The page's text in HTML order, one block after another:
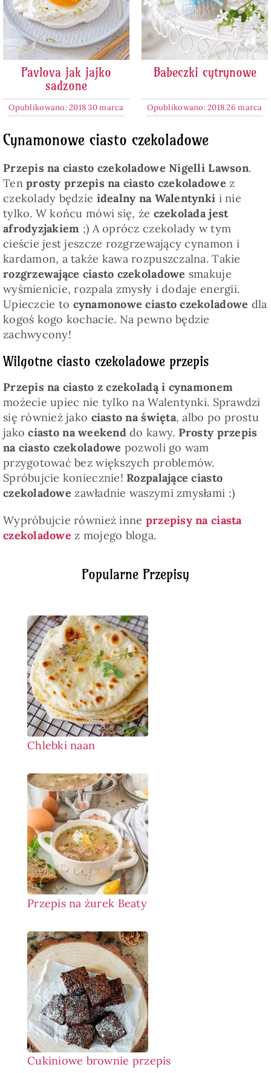
Popularne Przepisy
Chlebki naan
Przepis na żurek Beaty
Cukiniowe brownie przepis
Pavlova jak jajko
sadzone
Opublikowano: 2018 30 marca
Babeczki cytrynowe
Opublikowano: 2018 26 marca
Cynamonowe ciasto czekoladowe
Przepis na ciasto czekoladowe Nigelli Lawson.
Tenprosty przepis na ciasto czekoladowe z
czekolady będzie idealny na Walentynki i nie
tylko. W końcu mówi się, że czekolada jest
afrodyzjakiem ;) A oprócz czekolady w tym
cieście jest jeszcze rozgrzewający cynamon i
kardamon, a także kawa rozpuszczalna. Takie
rozgrzewające ciasto czekoladowe smakuje
wyśmienicie, rozpala zmysły i dodaje energii.
Upieczcie to cynamonowe ciasto czekoladowe dla
kogoś kogo kochacie. Na pewno będzie
zachwycony!
Wilgotne ciasto czekoladowe przepis
Przepis na ciasto z czekoladą i cynamonem
możecie upiec nie tylko na Walentynki. Sprawdzi
się również jako ciasto na święta, albo po prostu
jako ciasto na weekenddo kawy. Prosty przepis
na ciasto czekoladowe pozwoli go wam
przygotować bez większych problemów.
Spróbujcie koniecznie! Rozpalające ciasto
czekoladowe zawładnie waszymi zmysłami :)
Wypróbujcie również inne przepisy na ciasta
czekoladowe z mojego bloga.